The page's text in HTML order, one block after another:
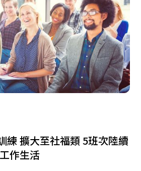
練 擴大至社福類 5班次陸續
作生活